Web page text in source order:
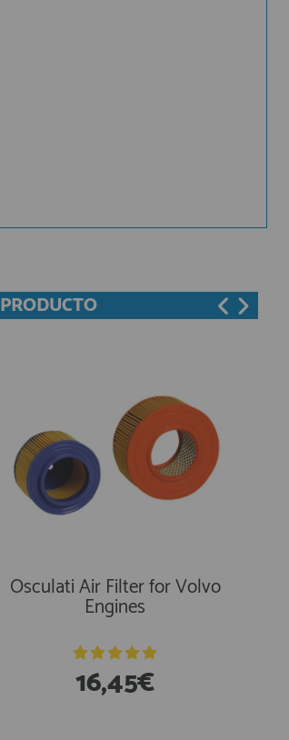
Turbina 9 Aspas Ref 205
86,80€
Osculati Air Filter for Volvo
Engines
16,45€